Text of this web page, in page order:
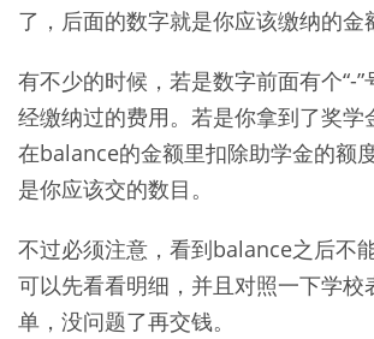
了，后面的数字就是你应该缴纳的金
有不少的时候，若是数字前面有个“-
经缴纳过的费用。若是你拿到了奖学
在balance的金额里扣除助学金的额
是你应该交的数目。
不过必须注意，看到balance之后不
可以先看看明细，并且对照一下学校
单，没问题了再交钱。